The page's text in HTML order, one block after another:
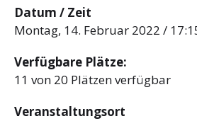
Datum / Zeit
Montag, 14. Februar 2022 /
Verfügbare Plätze:
11 von 20 Plätzen verfügbar
Veranstaltungsort